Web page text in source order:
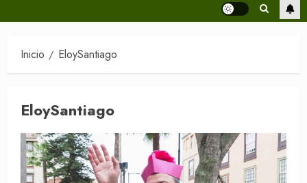
Inicio EloySantiago
EloySantiago